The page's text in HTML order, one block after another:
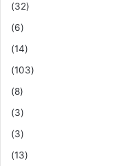
(32)
(6)
(14)
(103)
(8)
(3)
(3)
(13)